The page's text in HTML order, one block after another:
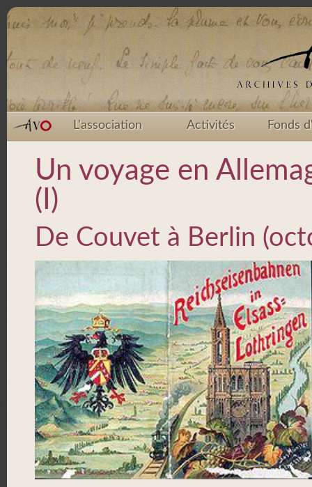
L'association Activités Fonds
Un voyage en
(I)
De Couvet à Berlin